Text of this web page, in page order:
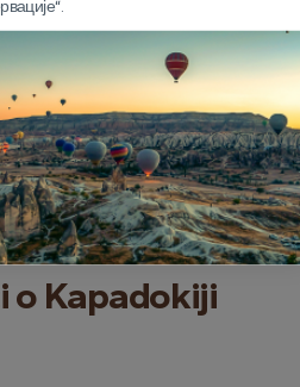
o Kapadokiji